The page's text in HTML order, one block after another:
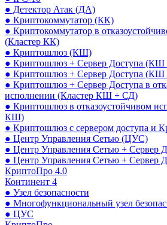
● Детектор Атак (ДА)
● Криптокоммутатор (КК)
● Криптокоммутатор в
(Кластер КК)
● Криптошлюз (КШ)
● Криптошлюз + Сервер Доступа
● Криптошлюз + Сервер Доступа
● Криптошлюз + Сервер Доступа в
исполнении (Кластер КШ + СД)
● Криптошлюз в отказоустойчивом
КШ)
● Криптошлюз с сервером доступа и
● Центр Управления Сетью (ЦУС)
● Центр Управления Сетью + Сервер
● Центр Управления Сетью + Сервер
КриптоПро 4.0
Континент 4
● Узел безопасности
● Многофункциональный узел
● ЦУС